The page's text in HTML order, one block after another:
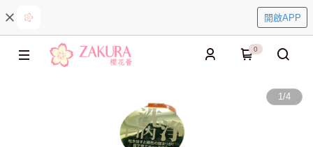
開啟APP
0
1/4